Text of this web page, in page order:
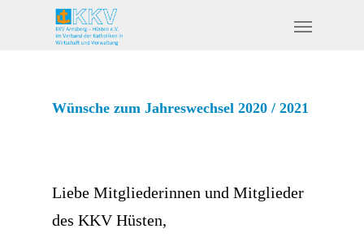
Wünsche zum Jahreswechsel 2020 / 2021
Liebe Mitgliederinnen und Mitglieder
des KKV Hüsten,